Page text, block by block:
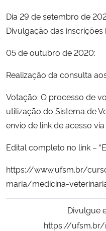
Controladoria-Geral da União
Secretaria-Geral
Secretaria de Governo
Gabinete de Segurança Institucional
Advocacia-Geral da União
Banco Central do Brasil
Dia 29 de setembro de
Divulgação das
05 de outubro de 2020:
Realização da consulta
Votação: O processo de
utilização do Sistema de
envio de link de acesso
Edital completo no link –
https://www.ufsm.br/
maria/medicina-
Divulgue
https://ufsm.br/